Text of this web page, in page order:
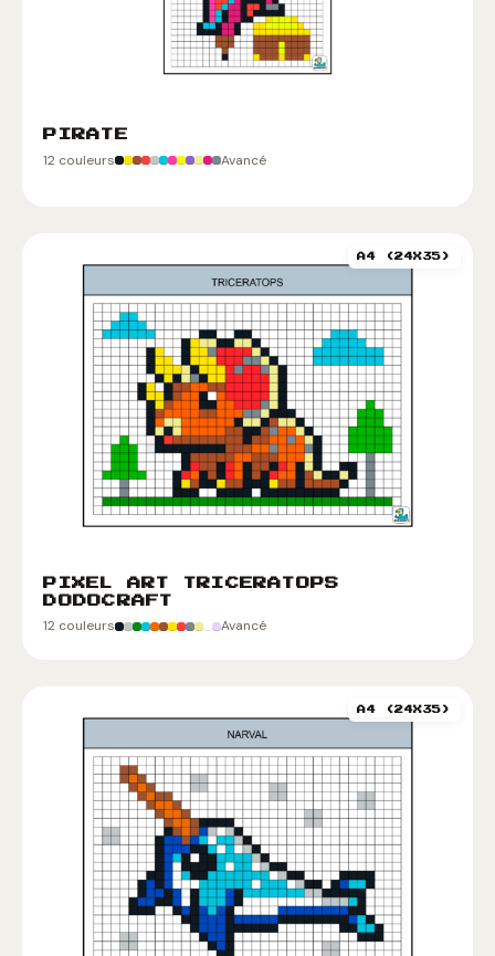
PIRATE
12 couleurs Avancé
A4 (24X35)
PIXEL ART TRICERATOPS
DODOCRAFT
12 couleurs Avancé
A4 (24X35)